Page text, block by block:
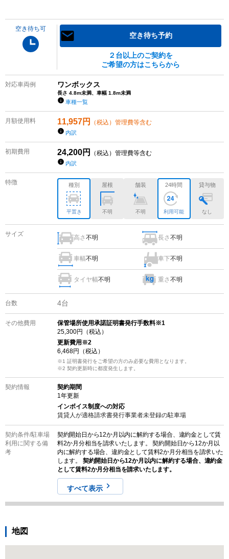
空き待ち可
空き待ち予約
２台以上のご契約を
ご希望の方はこちらから
対応車両例 ワンボックス
長さ 4.8m未満、車幅 1.8m未満
車種一覧
月額使用料 11,957円 （税込）管理費等含む
内訳
初期費用 24,200円 （税込）管理費等含む
内訳
特徴 種別
平置き
屋根
不明
舗装
不明
24時間
利用可能
貸与物
なし
サイズ
高さ不明 長さ不明
車幅不明 車下不明
タイヤ幅不明 重さ不明
台数 4台
その他費用
保管場所使用承諾証明書発行手数料※1
25,300円（税込）
更新費用※2
6,468円（税込）
※1 証明書発行をご希望の方のみ必要な費用となります。
※2 契約更新時に都度発生します。
契約情報
契約期間
1 年更新
インボイス制度への対応
賃貸人が適格請求書発行事業者未登録の駐車場
契約条件/駐車場
利用に関する備
考
契約開始日から12か月以内に解約する場合、違約金として賃
料2か月分相当を請求いたします。 契約開始日から12か月以
内に解約する場合、違約金として賃料2か月分相当を請求いた
します。 契約開始日から12か月以内に解約する場合、違約金
として賃料2か月分相当を請求いたします。
すべて表示
地図